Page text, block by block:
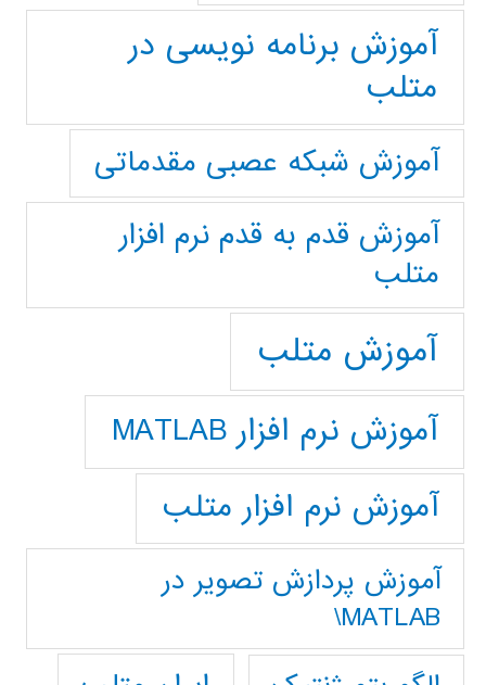
آموزش برنامه نویسی در
متلب
آموزش شبکه عصبی مقدماتی
آموزش قدم به قدم نرم افزار
متلب
آموزش متلب
آموزش نرم افزار MATLAB
آموزش نرم افزار متلب
آموزش پردازش تصوير در
MATLAB\